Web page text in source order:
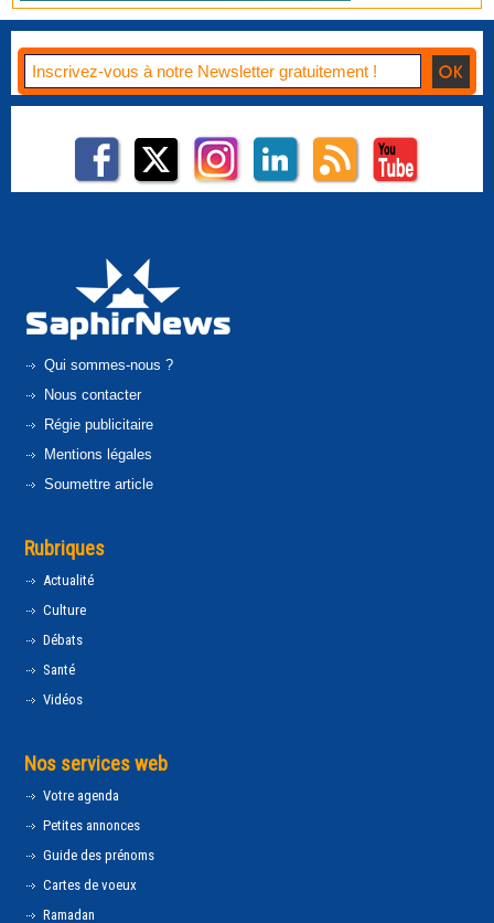
Qui sommes-nous ?
Nous contacter
Régie publicitaire
Mentions légales
Soumettre article
Rubriques
Actualité
Culture
Débats
Santé
Vidéos
Nos services web
Votre agenda
Petites annonces
Guide des prénoms
Cartes de voeux
Ramadan